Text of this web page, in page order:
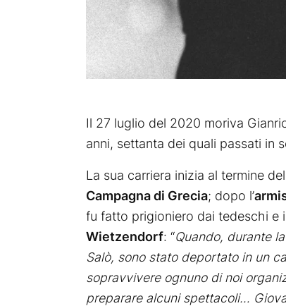
Il 27 luglio del 2020 moriva
anni, settanta dei quali passati in
La sua carriera inizia al termine
Campagna di Grecia; dopo l’
fu fatto prigioniero dai tedeschi e
Wietzendorf: “Quando, durante
Salò, sono stato deportato in un
sopravvivere ognuno di noi
preparare alcuni spettacoli…